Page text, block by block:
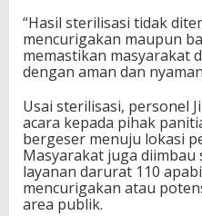
“Hasil sterilisasi tidak
mencurigakan maupun
memastikan masyarakat
dengan aman dan
Usai sterilisasi, personel
acara kepada pihak
bergeser menuju lokasi
Masyarakat juga
layanan darurat 110
mencurigakan atau
area publik.